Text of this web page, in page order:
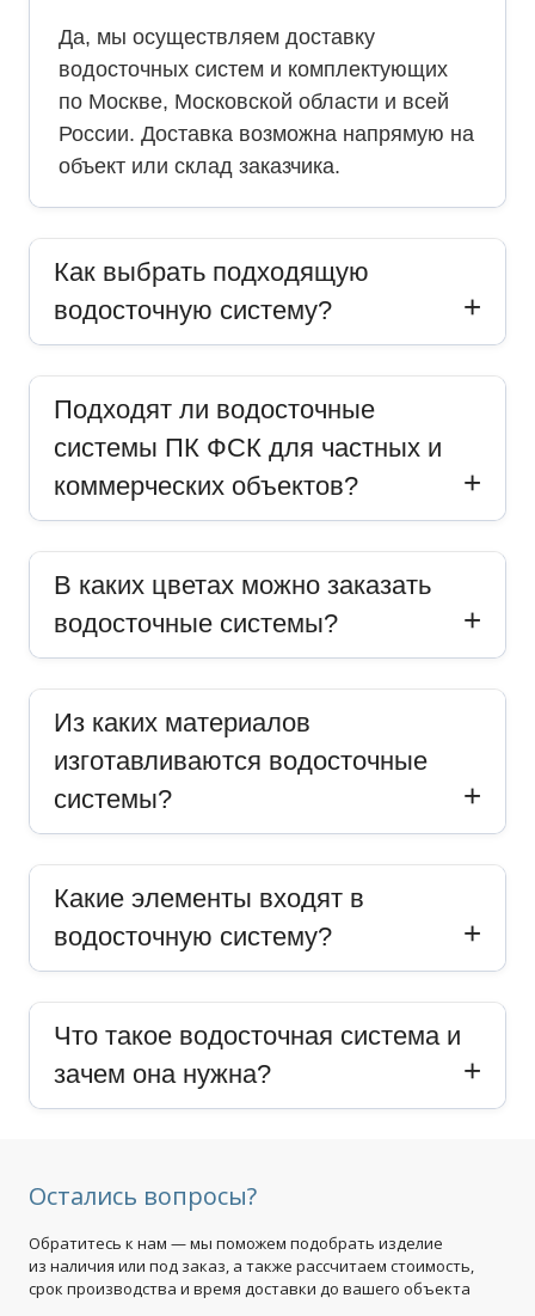
Да, мы осуществляем доставку
водосточных систем и комплектующих
по Москве, Московской области и всей
России. Доставка возможна напрямую на
объект или склад заказчика.
Как выбрать подходящую
водосточную систему?
Подходят ли водосточные
системы ПК ФСК для частных и
коммерческих объектов?
В каких цветах можно заказать
водосточные системы?
Из каких материалов
изготавливаются водосточные
системы?
Какие элементы входят в
водосточную систему?
Что такое водосточная система и
зачем она нужна?
Остались вопросы?
Обратитесь к нам — мы поможем подобрать изделие
из наличия или под заказ, а также рассчитаем стоимость,
срок производства и время доставки до вашего объекта